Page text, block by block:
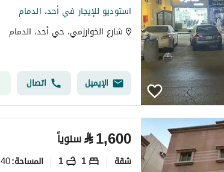
استوديو للإيجار في أحد، الدمام
شارع الخوارزمي، حي أحد، الدمام
الإيميل اتصال
⃁1,600 سنوياً
شقة 1
1 المساحة:40 م2